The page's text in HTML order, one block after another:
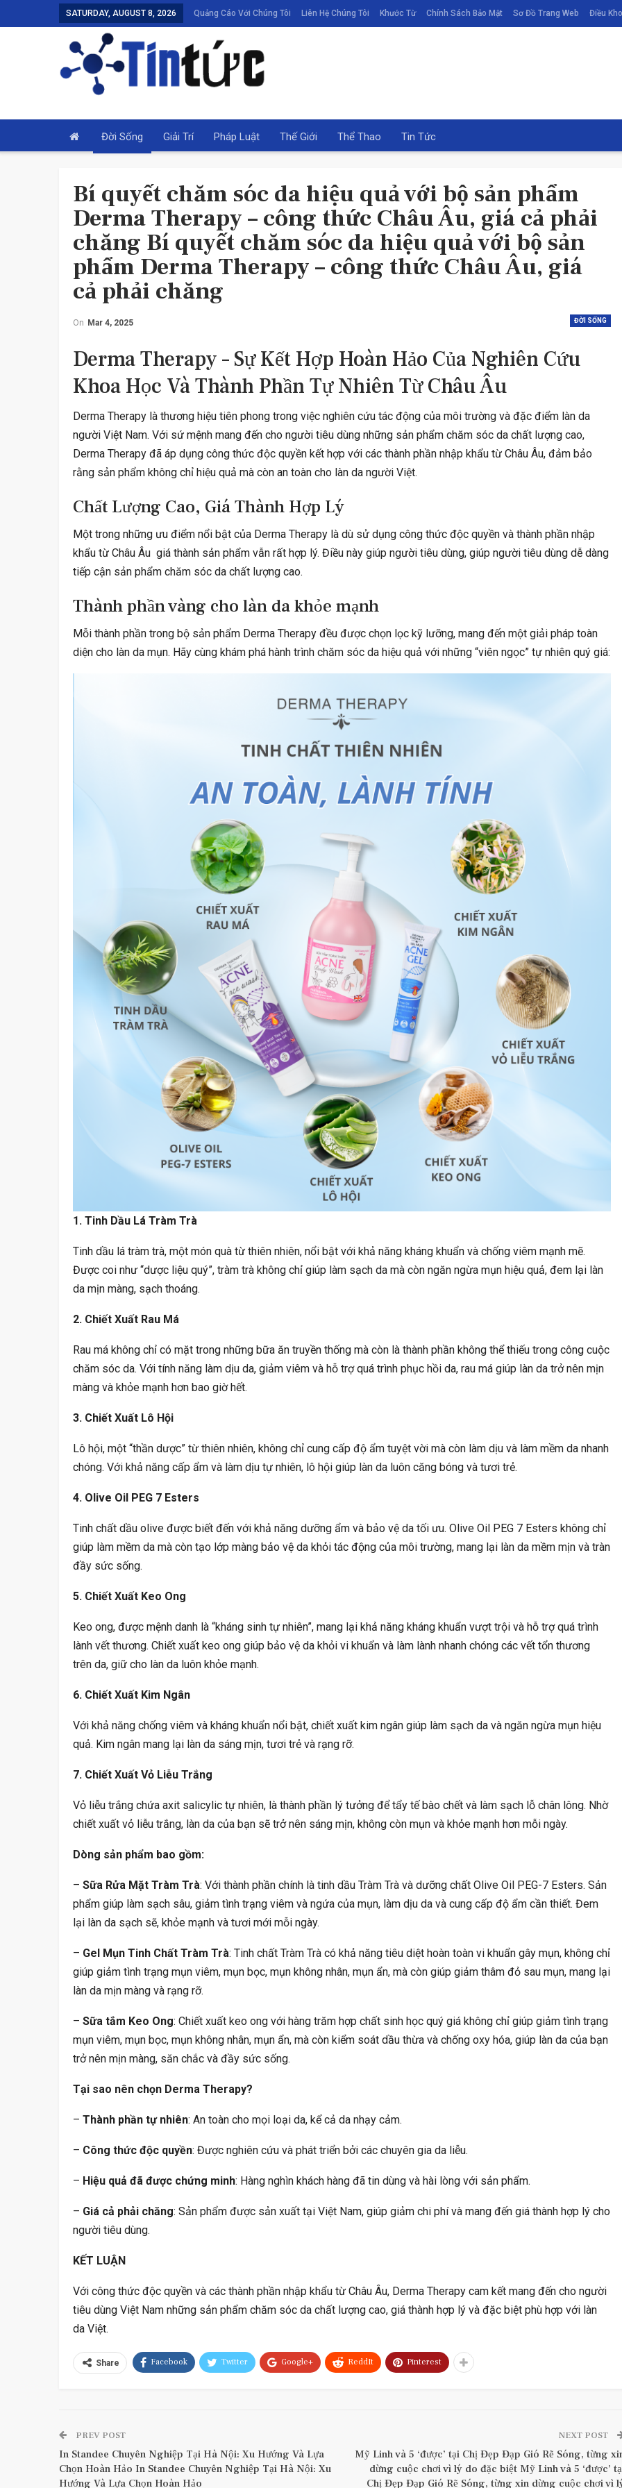
SATURDAY, AUGUST 8, 2026 Quảng Cáo Với Chúng Tôi Liên Hệ Chúng Tôi Khước Từ Chính Sách Bảo Mật Sơ Đồ Trang Web Điều
Đời Sống Giải Trí Pháp Luật Thế Giới Thể Thao Tin Tức
Bí quyết chăm sóc da hiệu quả với bộ sản phẩm
Derma Therapy – công thức Châu Âu, giá cả phải
chăng Bí quyết chăm sóc da hiệu quả với bộ sản
phẩm Derma Therapy – công thức Châu Âu, giá
cả phải chăng
ĐỜI SỐNG
On Mar 4, 2025
Derma Therapy – Sự Kết Hợp Hoàn Hảo Của Nghiên Cứu
Khoa Học Và Thành Phần Tự Nhiên Từ Châu Âu
Derma Therapy là thương hiệu tiên phong trong việc nghiên cứu tác động của môi trường và đặc điểm làn da
người Việt Nam. Với sứ mệnh mang đến cho người tiêu dùng những sản phẩm chăm sóc da chất lượng cao,
Derma Therapy đã áp dụng công thức độc quyền kết hợp với các thành phần nhập khẩu từ Châu Âu, đảm bảo
rằng sản phẩm không chỉ hiệu quả mà còn an toàn cho làn da người Việt.
Chất Lượng Cao, Giá Thành Hợp Lý
Một trong những ưu điểm nổi bật của Derma Therapy là dù sử dụng công thức độc quyền và thành phần nhập
khẩu từ Châu Âu giá thành sản phẩm vẫn rất hợp lý. Điều này giúp người tiêu dùng, giúp người tiêu dùng dễ dàng
tiếp cận sản phẩm chăm sóc da chất lượng cao.
Thành phần vàng cho làn da khỏe mạnh
Mỗi thành phần trong bộ sản phẩm Derma Therapy đều được chọn lọc kỹ lưỡng, mang đến một giải pháp toàn
diện cho làn da mụn. Hãy cùng khám phá hành trình chăm sóc da hiệu quả với những “viên ngọc” tự nhiên quý giá:
1. Tinh Dầu Lá Tràm Trà
Tinh dầu lá tràm trà, một món quà từ thiên nhiên, nổi bật với khả năng kháng khuẩn và chống viêm mạnh mẽ.
Được coi như “dược liệu quý”, tràm trà không chỉ giúp làm sạch da mà còn ngăn ngừa mụn hiệu quả, đem lại làn
da mịn màng, sạch thoáng.
2. Chiết Xuất Rau Má
Rau má không chỉ có mặt trong những bữa ăn truyền thống mà còn là thành phần không thể thiếu trong công cuộc
chăm sóc da. Với tính năng làm dịu da, giảm viêm và hỗ trợ quá trình phục hồi da, rau má giúp làn da trở nên mịn
màng và khỏe mạnh hơn bao giờ hết.
3. Chiết Xuất Lô Hội
Lô hội, một “thần dược” từ thiên nhiên, không chỉ cung cấp độ ẩm tuyệt vời mà còn làm dịu và làm mềm da nhanh
chóng. Với khả năng cấp ẩm và làm dịu tự nhiên, lô hội giúp làn da luôn căng bóng và tươi trẻ.
4. Olive Oil PEG 7 Esters
Tinh chất dầu olive được biết đến với khả năng dưỡng ẩm và bảo vệ da tối ưu. Olive Oil PEG 7 Esters không chỉ
giúp làm mềm da mà còn tạo lớp màng bảo vệ da khỏi tác động của môi trường, mang lại làn da mềm mịn và tràn
đầy sức sống.
5. Chiết Xuất Keo Ong
Keo ong, được mệnh danh là “kháng sinh tự nhiên”, mang lại khả năng kháng khuẩn vượt trội và hỗ trợ quá trình
lành vết thương. Chiết xuất keo ong giúp bảo vệ da khỏi vi khuẩn và làm lành nhanh chóng các vết tổn thương
trên da, giữ cho làn da luôn khỏe mạnh.
6. Chiết Xuất Kim Ngân
Với khả năng chống viêm và kháng khuẩn nổi bật, chiết xuất kim ngân giúp làm sạch da và ngăn ngừa mụn hiệu
quả. Kim ngân mang lại làn da sáng mịn, tươi trẻ và rạng rỡ.
7. Chiết Xuất Vỏ Liễu Trắng
Vỏ liễu trắng chứa axit salicylic tự nhiên, là thành phần lý tưởng để tẩy tế bào chết và làm sạch lỗ chân lông. Nhờ
chiết xuất vỏ liễu trắng, làn da của bạn sẽ trở nên sáng mịn, không còn mụn và khỏe mạnh hơn mỗi ngày.
Dòng sản phẩm bao gồm:
– Sữa Rửa Mặt Tràm Trà: Với thành phần chính là tinh dầu Tràm Trà và dưỡng chất Olive Oil PEG-7 Esters. Sản
phẩm giúp làm sạch sâu, giảm tình trạng viêm và ngứa của mụn, làm dịu da và cung cấp độ ẩm cần thiết. Đem
lại làn da sạch sẽ, khỏe mạnh và tươi mới mỗi ngày.
– Gel Mụn Tinh Chất Tràm Trà: Tinh chất Tràm Trà có khả năng tiêu diệt hoàn toàn vi khuẩn gây mụn, không chỉ
giúp giảm tình trạng mụn viêm, mụn bọc, mụn không nhân, mụn ẩn, mà còn giúp giảm thâm đỏ sau mụn, mang lại
làn da mịn màng và rạng rỡ.
– Sữa tắm Keo Ong: Chiết xuất keo ong với hàng trăm hợp chất sinh học quý giá không chỉ giúp giảm tình trạng
mụn viêm, mụn bọc, mụn không nhân, mụn ẩn, mà còn kiểm soát dầu thừa và chống oxy hóa, giúp làn da của bạn
trở nên mịn màng, săn chắc và đầy sức sống.
Tại sao nên chọn Derma Therapy?
– Thành phần tự nhiên: An toàn cho mọi loại da, kể cả da nhạy cảm.
– Công thức độc quyền: Được nghiên cứu và phát triển bởi các chuyên gia da liễu.
– Hiệu quả đã được chứng minh: Hàng nghìn khách hàng đã tin dùng và hài lòng với sản phẩm.
– Giá cả phải chăng: Sản phẩm được sản xuất tại Việt Nam, giúp giảm chi phí và mang đến giá thành hợp lý cho
người tiêu dùng.
KẾT LUẬN
Với công thức độc quyền và các thành phần nhập khẩu từ Châu Âu, Derma Therapy cam kết mang đến cho người
tiêu dùng Việt Nam những sản phẩm chăm sóc da chất lượng cao, giá thành hợp lý và đặc biệt phù hợp với làn
da Việt.
Share Facebook Twitter Google+ ReddIt Pinterest
PREV POST
In Standee Chuyên Nghiệp Tại Hà Nội: Xu Hướng Và Lựa
Chọn Hoàn Hảo In Standee Chuyên Nghiệp Tại Hà Nội: Xu
Hướng Và Lựa Chọn Hoàn Hảo
NEXT POST
Mỹ Linh và 5 ‘được’ tại Chị Đẹp Đạp Gió Rẽ Sóng, từng
dừng cuộc chơi vì lý do đặc biệt Mỹ Linh và 5 ‘được’
Chị Đẹp Đạp Gió Rẽ Sóng, từng xin dừng cuộc chơi vì
THỂ THAO
Nhận Định, Dự Đoán Kết Quả Asian Cup
ĐỜI SỐNG
Xét Tuyển Đại Học Ngành Y Học Cổ
Truyền Và Được Miễn 100%…
PHÁP LUẬT
Thuê Bao Di Động Sai Thông Tin Sẽ Bị
Khóa Từ 31/3 Thuê Bao…
ĐỜI SỐNG
Tự Tin Vượt Qua Ngày Đèn Đỏ Nắng
Nóng Chỉ Với Món Đồ Này Tự…
Top 6 Thức Uống Lúa Mạch, Sữa Cacao
PHÁP LUẬT
Khai Quật Mộ Cổ, Nhóm Chuyên Gia ‘sợ
Xanh Mặt’…
Thiên Mộc Hương – Gửi Gắm Bình An,
Cuối Năm Nên Làm Gì Để ‘tiễn Xui Rước